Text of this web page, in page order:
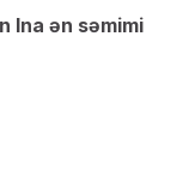
Ina ən səmimi